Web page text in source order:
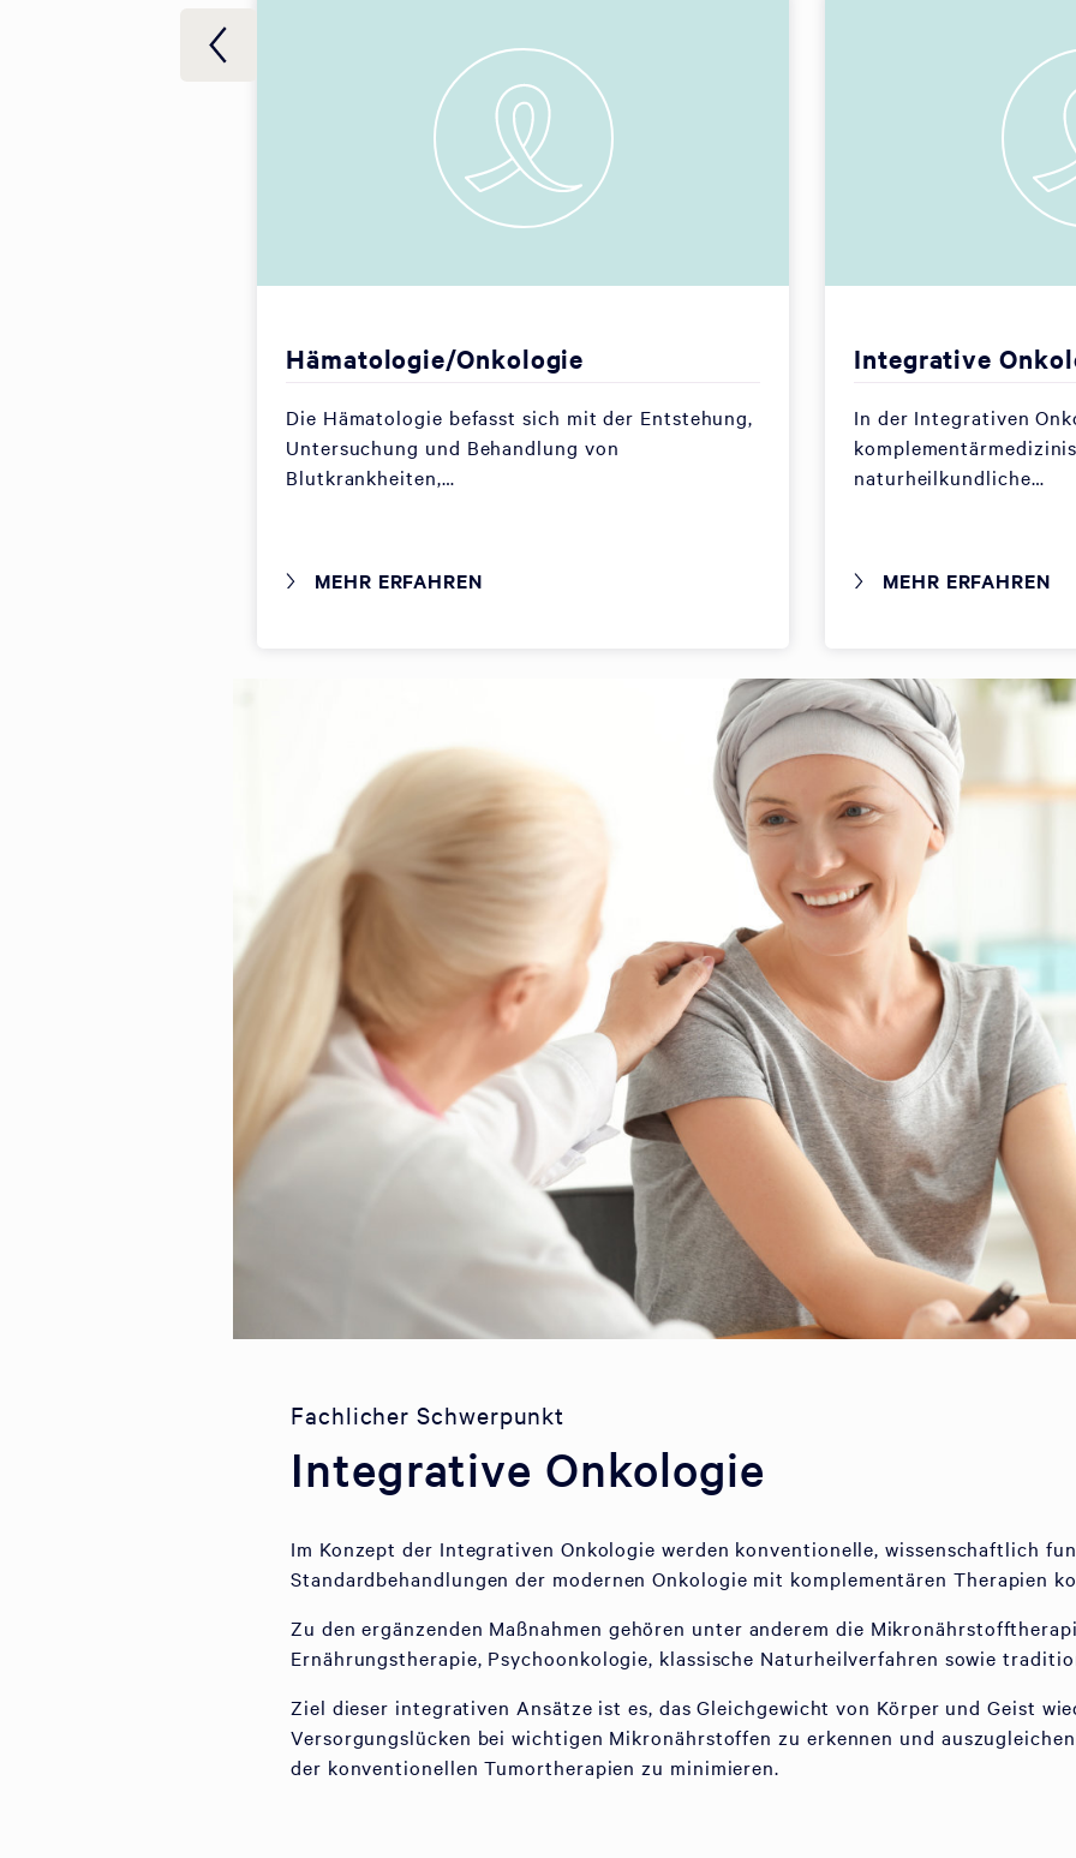
Hämatologie/Onkologie
Die Hämatologie befasst sich mit der Entstehung,
Untersuchung und Behandlung von
Blutkrankheiten,…
MEHR ERFAHREN
Integrative
In der Integrativen
naturheilkundliche…
MEHR ERFAHREN
Fachlicher Schwerpunkt
Integrative Onkologie
Im Konzept der Integrativen Onkologie werden konventionelle, wissenschaftlich
Standardbehandlungen der modernen Onkologie mit komplementären Therapien
Zu den ergänzenden Maßnahmen gehören unter anderem die
Ernährungstherapie, Psychoonkologie, klassische Naturheilverfahren sowie
Ziel dieser integrativen Ansätze ist es, das Gleichgewicht von Körper und Geist
Versorgungslücken bei wichtigen Mikronährstoffen zu erkennen und
der konventionellen Tumortherapien zu minimieren.